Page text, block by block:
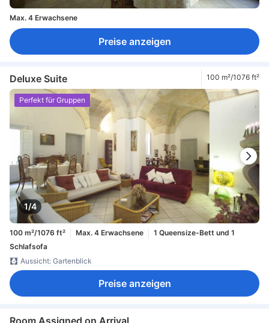
Max. 4 Erwachsene
Preise anzeigen
Deluxe Suite 100 m²/1076 ft²
1/4
Perfekt für Gruppen
100 m²/1076 ft² Max. 4 Erwachsene
1 Queensize-Bett und 1
Schlafsofa
Aussicht: Gartenblick
Preise anzeigen